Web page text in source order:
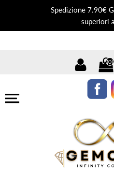
Spedizione 7.90€
superiori
(0)